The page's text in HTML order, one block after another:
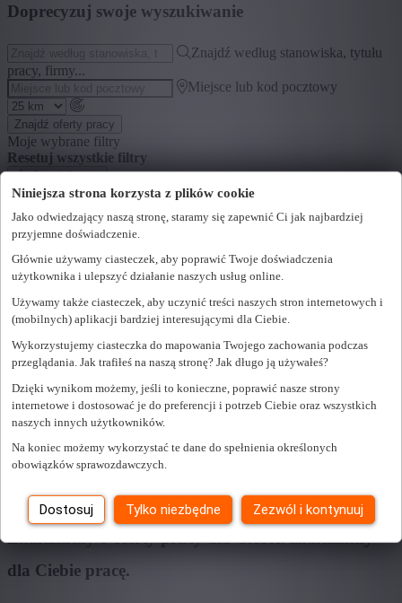
Niniejsza strona korzysta z plików cookie
Jako odwiedzający naszą stronę, staramy się zapewnić Ci jak najbardziej
przyjemne doświadczenie.
Głównie używamy ciasteczek, aby poprawić Twoje doświadczenia
użytkownika i ulepszyć działanie naszych usług online.
Używamy także ciasteczek, aby uczynić treści naszych stron internetowych i
(mobilnych) aplikacji bardziej interesującymi dla Ciebie.
Wykorzystujemy ciasteczka do mapowania Twojego zachowania podczas
przeglądania. Jak trafiłeś na naszą stronę? Jak długo ją używałeś?
Dzięki wynikom możemy, jeśli to konieczne, poprawić nasze strony
internetowe i dostosować je do preferencji i potrzeb Ciebie oraz wszystkich
naszych innych użytkowników.
Na koniec możemy wykorzystać te dane do spełnienia określonych
obowiązków sprawozdawczych.
Dostosuj Tylko niezbędne Zezwól i kontynuuj
Doprecyzuj swoje wyszukiwanie
Znajdź według stanowiska, tytułu
pracy, firmy...
Miejsce lub kod pocztowy
Znajdź oferty pracy
Moje wybrane filtry
Resetuj wszystkie filtry
Specjalizacja
+ Pokaż więcej
- Pokaż mniej
Segment
+ Pokaż więcej
- Pokaż mniej
+ Pokaż więcej
- Pokaż mniej
Sektor
+ Pokaż więcej
- Pokaż mniej
Edukacja
Typ umowy
+ Pokaż więcej - Pokaż mniej
Znaleźliśmy0 oferty pracy dla Ciebie. znaleźliśmy
dla Ciebie pracę.